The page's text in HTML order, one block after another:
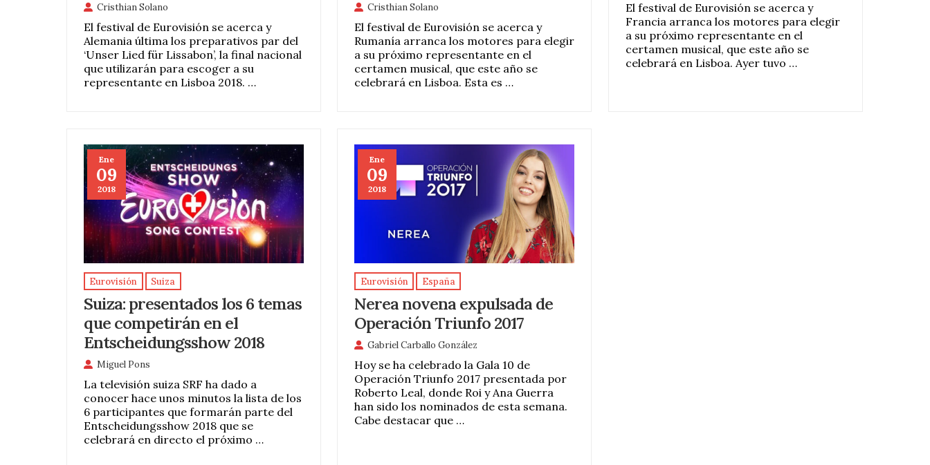
Cristhian Solano
El festival de Eurovisión se acerca y
Alemania última los preparativos par del
‘Unser Lied für Lissabon’, la final nacional
que utilizarán para escoger a su
representante en Lisboa 2018. …
Cristhian Solano
El festival de Eurovisión se acerca y
Rumanía arranca los motores para elegir
a su próximo representante en el
certamen musical, que este año se
celebrará en Lisboa. Esta es …
El festival de Eurovisión se acerca y
Francia arranca los motores para elegir
a su próximo representante en el
certamen musical, que este año se
celebrará en Lisboa. Ayer tuvo …
Ene
09
2018
Eurovisión Suiza
Suiza: presentados los 6 temas
que competirán en el
Entscheidungsshow 2018
Miguel Pons
La televisión suiza SRF ha dado a
conocer hace unos minutos la lista de los
6 participantes que formarán parte del
Entscheidungsshow 2018 que se
celebrará en directo el próximo …
Ene
09
2018
Eurovisión España
Nerea novena expulsada de
Operación Triunfo 2017
Gabriel Carballo González
Hoy se ha celebrado la Gala 10 de
Operación Triunfo 2017 presentada por
Roberto Leal, donde Roi y Ana Guerra
han sido los nominados de esta semana.
Cabe destacar que …